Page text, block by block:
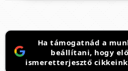
Ha támogatnád a
beállítani, hogy
ismeretterjesztő